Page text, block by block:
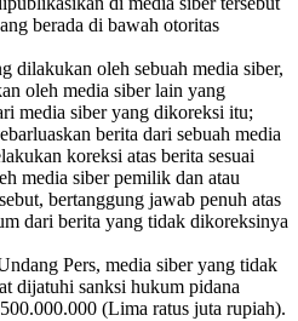
berada di bawah otoritas
dilakukan oleh sebuah media siber,
oleh media siber lain yang
media siber yang dikoreksi itu;
berita dari sebuah media
koreksi atas berita sesuai
media siber pemilik dan atau
bertanggung jawab penuh atas
dari berita yang tidak dikoreksinya
Pers, media siber yang tidak
dijatuhi sanksi hukum pidana
(Lima ratus juta rupiah).